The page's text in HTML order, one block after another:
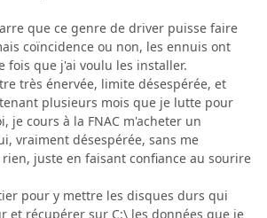
que ce genre de driver puisse faire
coïncidence ou non, les ennuis ont
fois que j'ai voulu les installer.
très énervée, limite désespérée, et
plusieurs mois que je lutte pour
je cours à la FNAC m'acheter un
vraiment désespérée, sans me
juste en faisant confiance au sourire
pour y mettre les disques durs qui
et récupérer sur C:\ les données que je